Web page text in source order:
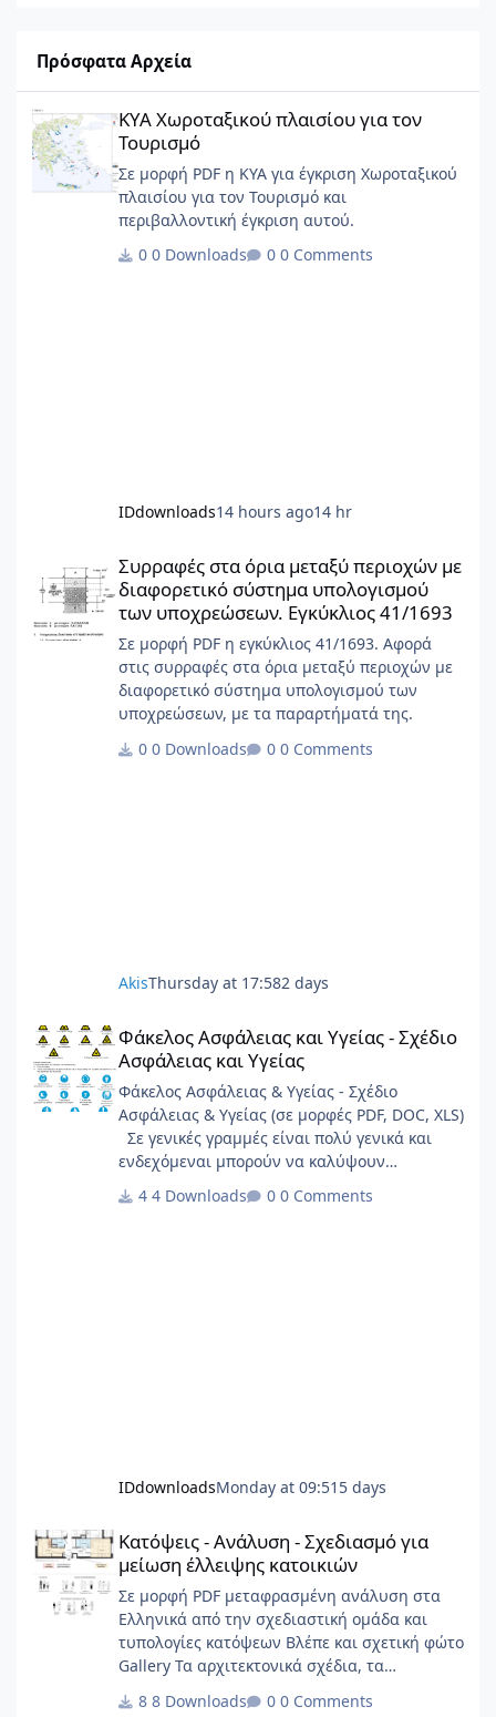
Πρόσφατα Αρχεία
ΚΥΑ Χωροταξικού πλαισίου για τον
Τουρισμό
Σε μορφή PDF η ΚΥΑ για έγκριση Χωροταξικού
πλαισίου για τον Τουρισμό και
περιβαλλοντική έγκριση αυτού.
0 Downloads
0 Comments
IDdownloads14 hours ago14 hr
Συρραφές στα όρια μεταξύ περιοχών με
διαφορετικό σύστημα υπολογισμού
των υποχρεώσεων. Εγκύκλιος 41/1693
Σε μορφή PDF η εγκύκλιος 41/1693. Αφορά
στις συρραφές στα όρια μεταξύ περιοχών με
διαφορετικό σύστημα υπολογισμού των
υποχρεώσεων, με τα παραρτήματά της.
0 Downloads
0 Comments
AkisThursday at 17:582 days
Φάκελος Ασφάλειας και Υγείας - Σχέδιο Ασφάλειας και Υγείας
Φάκελος Ασφάλειας και Υγείας - Σχέδιο
Ασφάλειας και Υγείας
Φάκελος Ασφάλειας & Υγείας - Σχέδιο
Ασφάλειας & Υγείας (σε μορφές PDF, DOC, XLS)
Σε γενικές γραμμές είναι πολύ γενικά και
ενδεχόμεναι μπορούν να καλύψουν
σημαντικό φάσμα έργων.
4 Downloads 0 Comments
IDdownloadsMonday at 09:51 5 days
Κατόψεις - Ανάλυση - Σχεδιασμό για μείωση έλλειψης
Κατόψεις - Ανάλυση - Σχεδιασμό για
μείωση έλλειψης κατοικιών
Σε μορφή PDF μεταφρασμένη ανάλυση στα
Ελληνικά από την σχεδιαστική ομάδα και
τυπολογίες κατόψεων Βλέπε και σχετική φώτο
Gallery Τα αρχιτεκτονικά σχέδια, τα
ερευνητικό περιεχόμενο και οι αρχές
8 Downloads 0 Comments